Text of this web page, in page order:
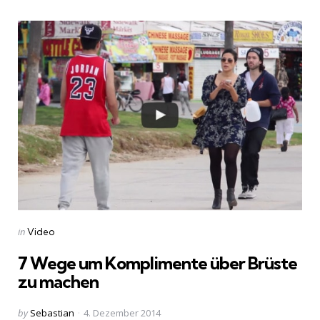
Categories
Posted
inVideo
7 Wege um Komplimente über Brüste
zu machen
Posted
by Sebastian 4. Dezember 2014